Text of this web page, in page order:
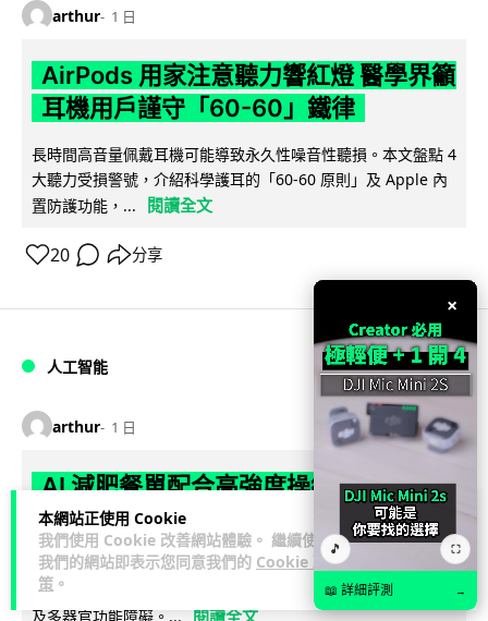
本網站正使用 Cookie
我們使用 Cookie 改善網站體驗。 繼續使用
我們的網站即表示您同意我們的 Cookie 政
策 。
arthur 1 日
AirPods 用家注意聽力響紅燈 醫學界籲
耳機用戶謹守「60-60」鐵律
長時間高音量佩戴耳機可能導致永久性噪音性聽損。本文盤點 4
大聽力受損警號，介紹科學護耳的「60-60 原則」及 Apple 內
置防護功能，...
閱讀全文
20 分享
人工智能
arthur 1 日
AI 減肥餐單配合高強度操練 成都男
45 日減 20 公斤後多器官衰竭
成都一名男子跟隨 AI 制訂高強度減脂計劃，45 日內減去約 20
公斤後昏迷送院。醫生診斷他患上尿源性膿毒症、膿毒性休克
及多器官功能障礙。... 閱讀全文
×
🎵 ⛶
📖 詳細評測 →